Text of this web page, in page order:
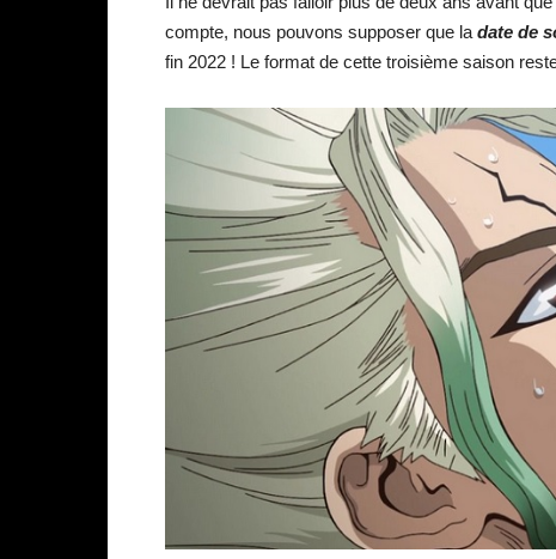
compte, nous pouvons supposer que la date de
fin 2022 ! Le format de cette troisième saison